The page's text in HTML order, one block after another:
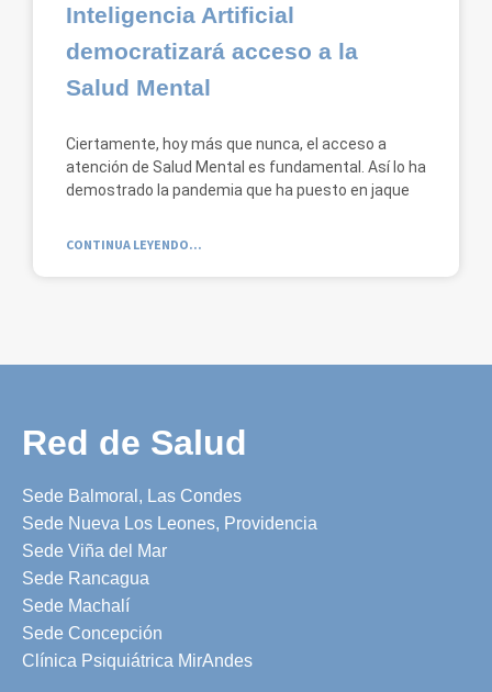
Inteligencia Artificial
democratizará acceso a la
Salud Mental
Ciertamente, hoy más que nunca, el acceso a
atención de Salud Mental es fundamental. Así lo ha
demostrado la pandemia que ha puesto en jaque
CONTINUA LEYENDO...
Red de Salud
Sede Balmoral, Las Condes
Sede Nueva Los Leones, Providencia
Sede Viña del Mar
Sede Rancagua
Sede Machalí
Sede Concepción
Clínica Psiquiátrica MirAndes